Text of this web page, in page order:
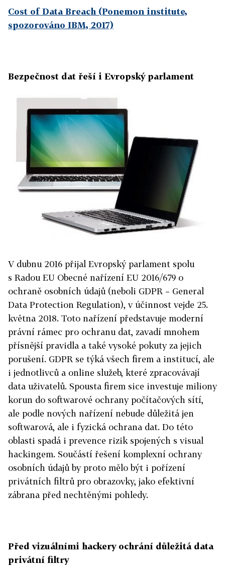
Cost of Data Breach (Ponemon institute,
spozorováno IBM, 2017)
Bezpečnost dat řeší i Evropský parlament
V dubnu 2016 přijal Evropský parlament spolu
s Radou EU Obecné nařízení EU 2016/679 o
ochraně osobních údajů (neboli GDPR – General
Data Protection Regulation), v účinnost vejde 25.
května 2018. Toto nařízení představuje moderní
právní rámec pro ochranu dat, zavadí mnohem
přísnější pravidla a také vysoké pokuty za jejich
porušení. GDPR se týká všech firem a institucí, ale
i jednotlivců a online služeb, které zpracovávají
data uživatelů. Spousta firem sice investuje miliony
korun do softwarové ochrany počítačových sítí,
ale podle nových nařízení nebude důležitá jen
softwarová, ale i fyzická ochrana dat. Do této
oblasti spadá i prevence rizik spojených s visual
hackingem. Součástí řešení komplexní ochrany
osobních údajů by proto mělo být i pořízení
privátních filtrů pro obrazovky, jako efektivní
zábrana před nechtěnými pohledy.
Před vizuálními hackery ochrání důležitá data
privátní filtry